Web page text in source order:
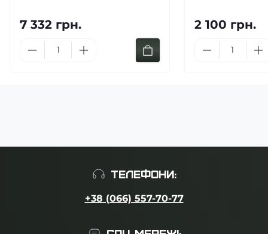
7 332 грн. 2 100 грн.
ТЕЛЕФОНИ:
+38 (066) 557-70-77